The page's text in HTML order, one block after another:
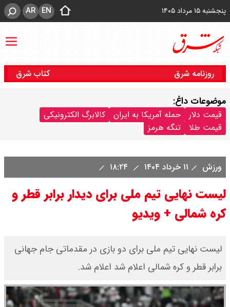
پنجشنبه ۱۵ مرداد ۱۴۰۵ EN
AR
روزنامه شرق کتاب شرق
موضوعات داغ:
قیمت دلار حمله آمریکا به ایران
کالابرگ الکترونیکی
قیمت طلا
تنگه هرمز
ورزش ۱۱ خرداد ۱۴۰۴
لیست نهایی تیم ملی برای دیدار برابر قطر و
کره شمالی + ویدیو
لیست نهایی تیم ملی برای دو بازی در مقدماتی جام جهانی
برابر قطر و کره شمالی اعلام شد اعلام شد.